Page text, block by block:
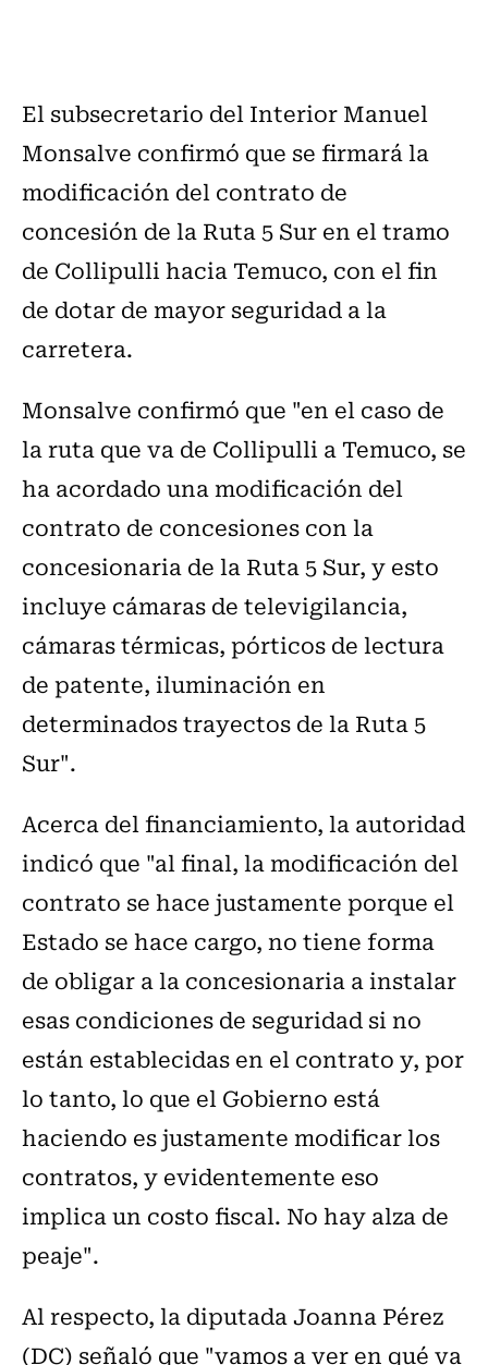
El subsecretario del Interior Manuel
Monsalve confirmó que se firmará la
modificación del contrato de
concesión de la Ruta 5 Sur en el tramo
de Collipulli hacia Temuco, con el fin
de dotar de mayor seguridad a la
carretera.
Monsalve confirmó que "en el caso de
la ruta que va de Collipulli a Temuco, se
ha acordado una modificación del
contrato de concesiones con la
concesionaria de la Ruta 5 Sur, y esto
incluye cámaras de televigilancia,
cámaras térmicas, pórticos de lectura
de patente, iluminación en
determinados trayectos de la Ruta 5
Sur".
Acerca del financiamiento, la autoridad
indicó que "al final, la modificación del
contrato se hace justamente porque el
Estado se hace cargo, no tiene forma
de obligar a la concesionaria a instalar
esas condiciones de seguridad si no
están establecidas en el contrato y, por
lo tanto, lo que el Gobierno está
haciendo es justamente modificar los
contratos, y evidentemente eso
implica un costo fiscal. No hay alza de
peaje".
Al respecto, la diputada Joanna Pérez
(DC) señaló que "vamos a ver en qué va